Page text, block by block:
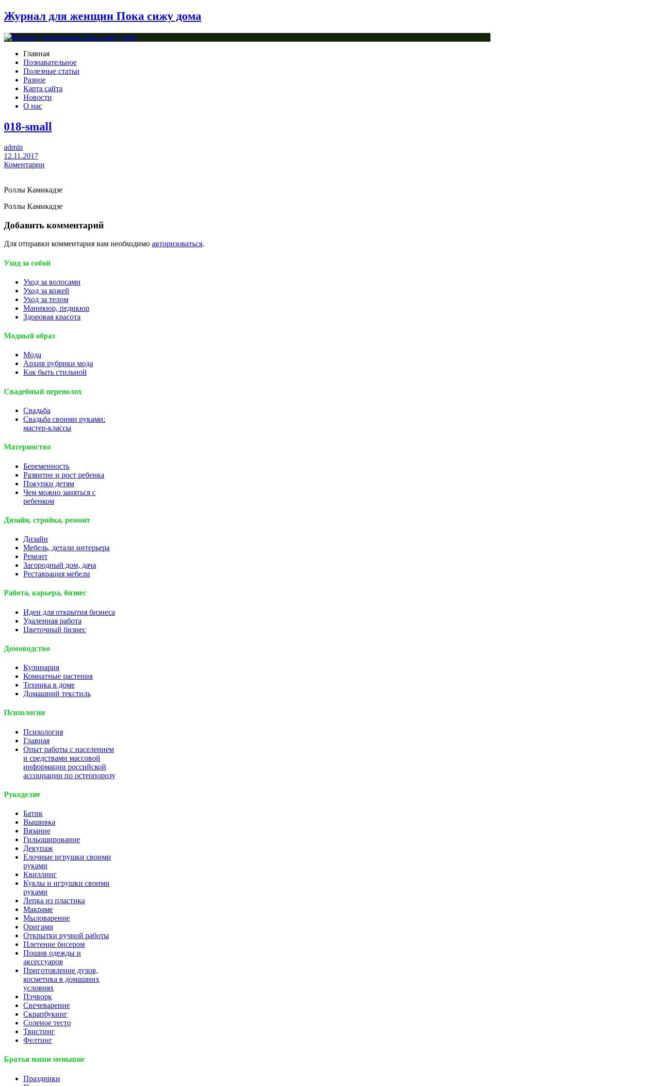
Журнал для женщин Пока сижу дома
Главная
Познавательное
Полезные статьи
Разное
Карта сайта
Новости
О нас
018-small
admin
12.11.2017
Коментарии
Роллы Камикадзе
Роллы Камикадзе
Добавить комментарий
Для отправки комментария вам необходимо авторизоваться.
Уход за собой
Уход за волосами
Уход за кожей
Уход за телом
Маникюр, педикюр
Здоровая красота
Модный образ
Мода
Архив рубрики мода
Как быть стильной
Свадебный переполох
Свадьба
Свадьба своими руками:
мастер-классы
Материнство
Беременность
Развитие и рост ребенка
Покупки детям
Чем можно заняться с
ребенком
Дизайн, стройка, ремонт
Дизайн
Мебель, детали интерьера
Ремонт
Загородный дом, дача
Реставрация мебели
Работа, карьера, бизнес
Идеи для открытия бизнеса
Удаленная работа
Цветочный бизнес
Домоводство
Кулинария
Комнатные растения
Техника в доме
Домашний текстиль
Психология
Психология
Главная
Опыт работы с населением
и средствами массовой
информации российской
ассоциации по остеопорозу
Рукоделие
Батик
Вышивка
Вязание
Гильоширование
Декупаж
Елочные игрушки своими
руками
Квиллинг
Куклы и игрушки своими
руками
Лепка из пластика
Макраме
Мыловарение
Оригами
Открытки ручной работы
Плетение бисером
Пошив одежды и
аксессуаров
Приготовление духов,
косметика в домашних
условиях
Пэчворк
Свечеварение
Скрапбукинг
Соленое тесто
Твистинг
Фелтинг
Братья наши меньшие
Праздники